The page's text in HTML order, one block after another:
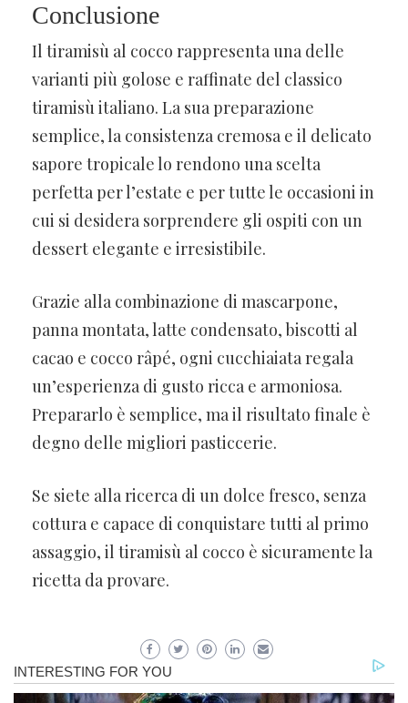
Conclusione
Il tiramisù al cocco rappresenta una delle
varianti più golose e raffinate del classico
tiramisù italiano. La sua preparazione
semplice, la consistenza cremosa e il delicato
sapore tropicale lo rendono una scelta
perfetta per l’estate e per tutte le occasioni in
cui si desidera sorprendere gli ospiti con un
dessert elegante e irresistibile.
Grazie alla combinazione di mascarpone,
panna montata, latte condensato, biscotti al
cacao e cocco râpé, ogni cucchiaiata regala
un’esperienza di gusto ricca e armoniosa.
Prepararlo è semplice, ma il risultato finale è
degno delle migliori pasticcerie.
Se siete alla ricerca di un dolce fresco, senza
cottura e capace di conquistare tutti al primo
assaggio, il tiramisù al cocco è sicuramente la
ricetta da provare.